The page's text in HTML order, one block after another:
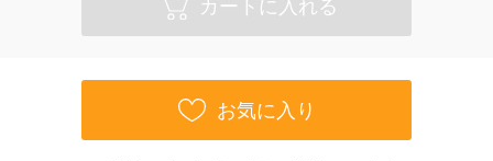
カートに入れる
お気に入り